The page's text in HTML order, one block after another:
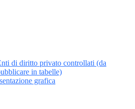
di diritto privato controllati (da
in tabelle)
grafica